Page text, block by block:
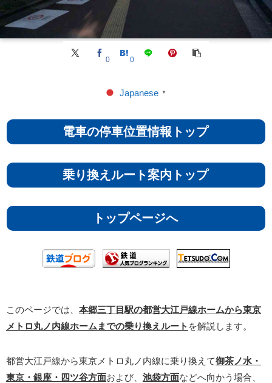
0 0
Japanese ▼
電車の停車位置情報トップ
乗り換えルート案内トップ
トップページへ
このページでは、 本郷三丁目駅の都営大江戸線ホームから東京
メトロ丸ノ内線ホームまでの乗り換えルート を解説します。
都営大江戸線から東京メトロ丸ノ内線に乗り換えて御茶ノ水・
東京・銀座・四ツ谷方面および、 池袋方面などへ向かう場合、